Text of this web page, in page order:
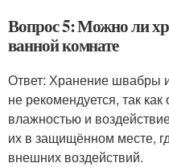
Вопрос 5: Можно ли
ванной комнате
Ответ: Хранение швабры
не рекомендуется, так
влажностью и
их в защищённом месте,
внешних воздействий.